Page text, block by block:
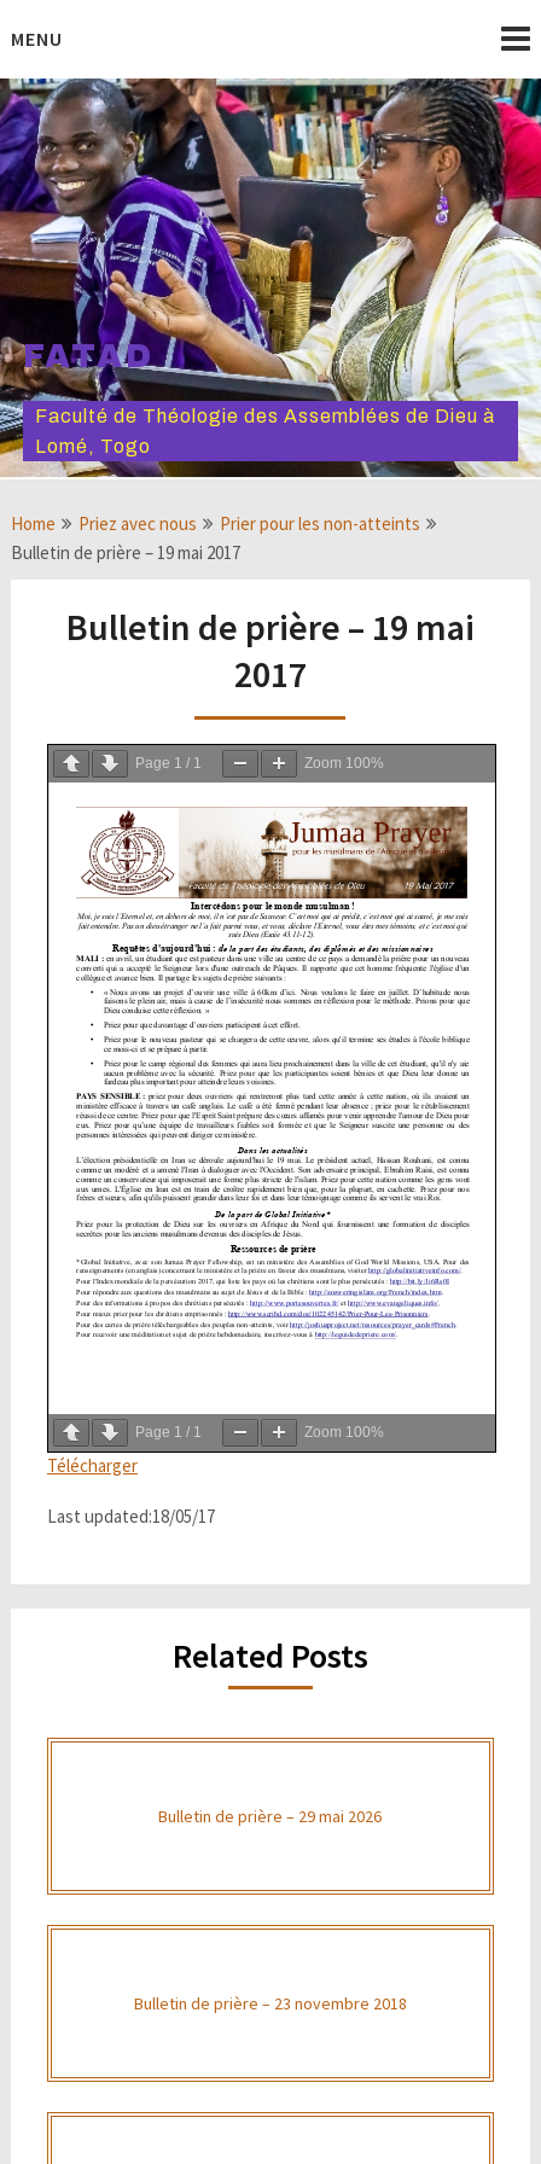
toMENU
FATAD
Faculté de Théologie des Assemblées de Dieu à
Lomé, Togo
Home Priez avec nous
Prier pour les non-atteints
Bulletin de prière – 19 mai 2017
Bulletin de prière – 19 mai
2017
Page 1 / 1 Zoom 100%
Page 1 / 1 Zoom 100%
Télécharger
Last updated:18/05/17
Related Posts
Bulletin de prière – 29 mai 2026
Bulletin de prière – 23 novembre 2018